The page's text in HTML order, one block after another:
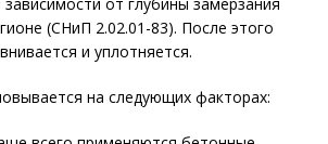
(СНиП 2.02.01-83). После этого
и уплотняется.
на следующих факторах: